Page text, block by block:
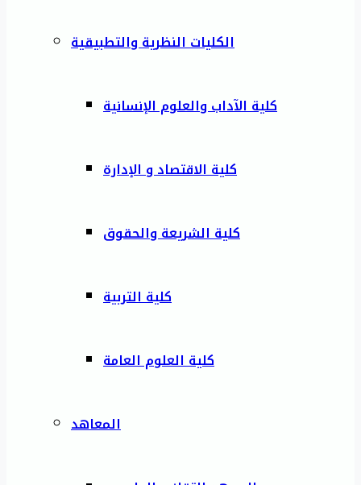
الكليات النظرية والتطبيقية
كلية الآداب والعلوم الإنسانية
كلية الاقتصاد و الإدارة
كلية الشريعة والحقوق
كلية التربية
كلية العلوم العامة
المعاهد